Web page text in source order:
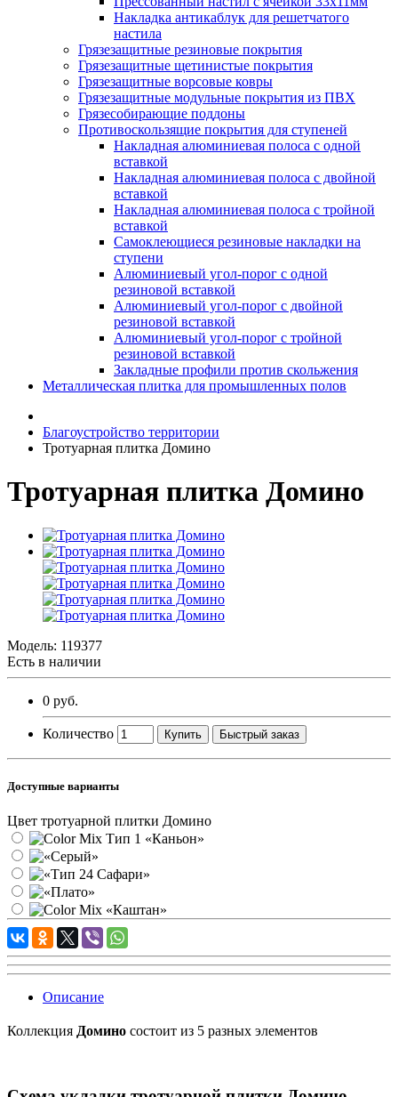
Накладка антикаблук для решетчатого
настила
Грязезащитные резиновые покрытия
Грязезащитные щетинистые покрытия
Грязезащитные ворсовые ковры
Грязезащитные модульные покрытия из ПВХ
Грязесобирающие поддоны
Противоскользящие покрытия для ступеней
Накладная алюминиевая полоса с одной
вставкой
Накладная алюминиевая полоса с двойной
вставкой
Накладная алюминиевая полоса с тройной
вставкой
Самоклеющиеся резиновые накладки на
ступени
Алюминиевый угол-порог с одной
резиновой вставкой
Алюминиевый угол-порог с двойной
резиновой вставкой
Алюминиевый угол-порог с тройной
резиновой вставкой
Закладные профили против скольжения
Металлическая плитка для промышленных полов
Благоустройство территории
Тротуарная плитка Домино
Тротуарная плитка Домино
Модель: 119377
Есть в наличии
0 руб.
Количество Купить Быстрый заказ
Доступные варианты
Цвет тротуарной плитки Домино
Описание
Коллекция Домино состоит из 5 разных элементов